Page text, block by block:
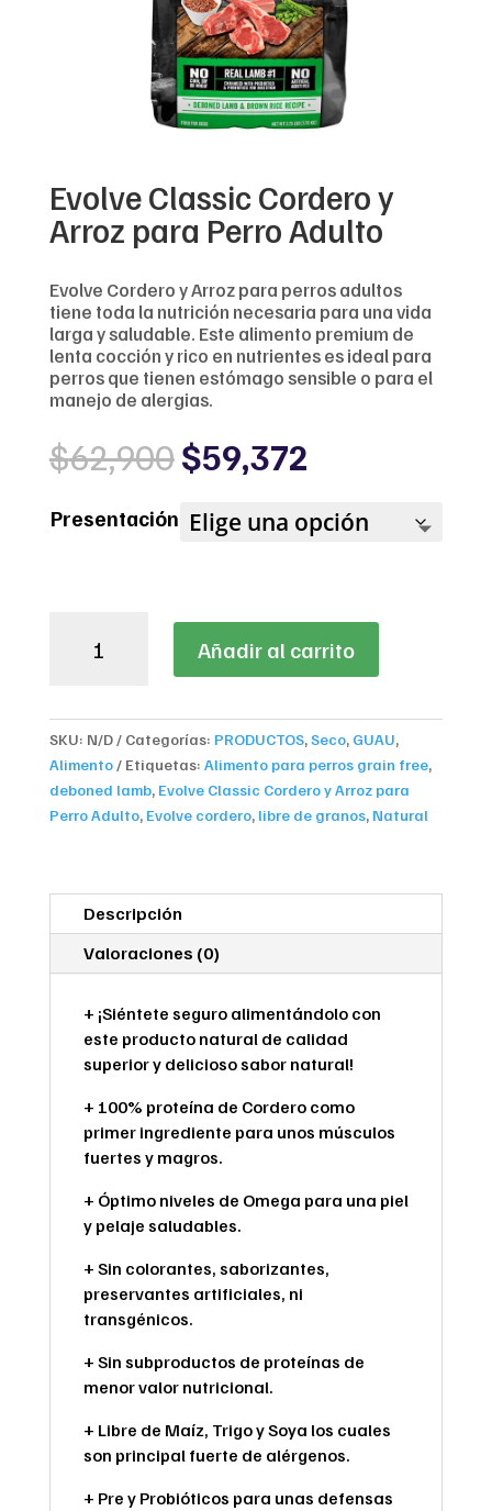
Evolve Classic Cordero y
Arroz para Perro Adulto
Evolve Cordero y Arroz para perros adultos
tiene toda la nutrición necesaria para una vida
larga y saludable. Este alimento premium de
lenta cocción y rico en nutrientes es ideal para
perros que tienen estómago sensible o para el
manejo de alergias.
$62,900Original
price
was:
$62,900.
$59,372
is:
$59,372.
Presentación
Classic
Arroz
para
Perro
Adulto
cantidad
Añadir al carrito
SKU: N/D Categorías: PRODUCTOS,Seco, GUAU,
Alimento
Etiquetas: Alimento para perros grain free,
deboned lamb, Evolve Classic Cordero y Arroz para
Perro Adulto, Evolve cordero, libre de granos, Natural
Descripción
Valoraciones (0)
+ ¡Siéntete seguro alimentándolo con
este producto natural de calidad
superior y delicioso sabor natural!
+ 100% proteína de Cordero como
primer ingrediente para unos músculos
fuertes y magros.
+ Óptimo niveles de Omega para una piel
y pelaje saludables.
+ Sin colorantes, saborizantes,
preservantes artificiales, ni
transgénicos.
+ Sin subproductos de proteínas de
menor valor nutricional.
+ Libre de Maíz, Trigo y Soya los cuales
son principal fuerte de alérgenos.
+ Pre y Probióticos para unas defensas